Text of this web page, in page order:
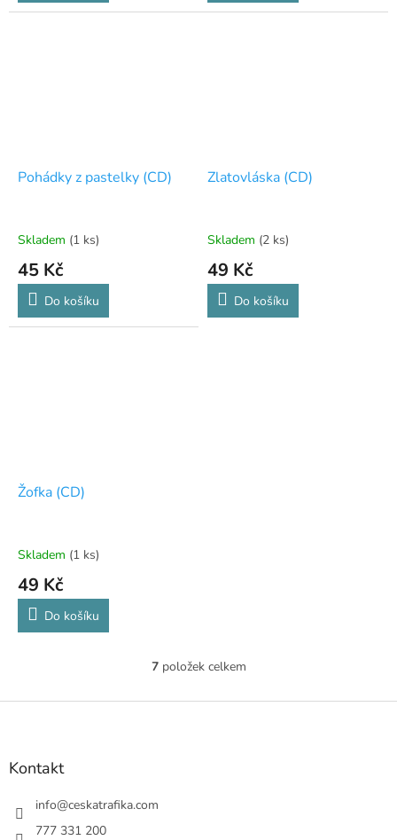
Pohádky z pastelky (CD)
Skladem (1 ks)
45 Kč
Do košíku
Zlatovláska (CD)
Skladem (2 ks)
49 Kč
Do košíku
Žofka (CD)
Skladem (1 ks)
49 Kč
Do košíku
O
l
7položek celkem
Z
Kontakt
info@ceskatrafika.com
777 331 200